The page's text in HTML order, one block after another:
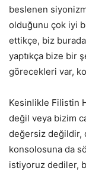
beslenen
olduğunu çok iyi
ettikçe, biz
yaptıkça bize bir
görecekleri var,
Kesinlikle Filistin
değil veya bizim
değersiz değildir,
konsolosuna da
istiyoruz dediler,